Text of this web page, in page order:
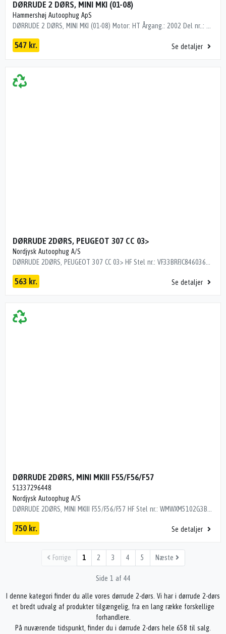
DØRRUDE 2 DØRS, MINI MKI (01-08)
Hammershøj Autoophug ApS
DØRRUDE 2 DØRS, MINI MKI (01-08) Motor: HT Årgang.: 2002 Del nr..: SN14014 Dito nr.: 03945301 Stamkort nr.: Diverse "GRØN TONET"
547 kr. Se detaljer
DØRRUDE 2DØRS, PEUGEOT 307 CC 03>
Nordjysk Autoophug A/S
DØRRUDE 2DØRS, PEUGEOT 307 CC 03> HF Stel nr.: VF33BRFJC84603686 Årgang: 2006 Del nr.: LH29048 Dito nr.: 55185301 Stamkort nr.: M0634 9202 F1 145000 km
563 kr. Se detaljer
DØRRUDE 2DØRS, MINI MKIII F55/F56/F57
51337296448
Nordjysk Autoophug A/S
750 kr. Se detaljer
Forrige 1 2 3 4 5 Næste
Side 1 af 44
I denne kategori finder du alle vores dørrude 2-dørs. Vi har i dørrude 2-dørs
et bredt udvalg af produkter tilgængelig, fra en lang række forskellige
forhandlere.
På nuværende tidspunkt, finder du i dørrude 2-dørs hele 658 til salg.